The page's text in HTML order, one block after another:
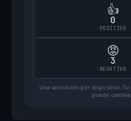
👍
0
POSITIVO
😡
3
NEGATIVO
Una valoración por dispositivo.
puede